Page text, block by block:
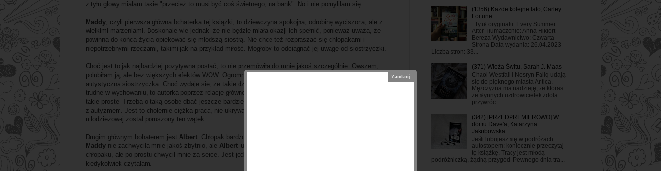
z tyłu głowy miałam takie "przecież to musi być coś świetnego, na bank". No i nie pomyliłam się.
Maddy, czyli pierwsza główna bohaterka tej książki, to dziewczyna spokojna, odrobinę wyciszona, ale z
wielkimi marzeniami. Doskonale wie jednak, że nie będzie miała okazji ich spełnić, ponieważ uważa, że
powinna do końca życia opiekować się młodszą siostrą. Nie chce też rozpraszać się chłopakami i
niepotrzebnymi rzeczami, takimi jak na przykład miłość. Mogłoby to odciągnąć jej uwagę od siostrzyczki.
Choć jest to jak najbardziej pozytywna postać, to nie przemówiła do mnie jakoś szczególnie. Owszem,
polubiłam ją, ale bez większych efektów WOW. Ogromnie podziwiam jej chęć i siłę do opiekowania się
autystyczną siostrzyczką. Choć wydaje się, że takie dzieci nie mogą być przecież, aż tak skomplikowane i
trudne w wychowaniu, to autorka poprzez relację głównej bohaterki z jej rodziną pokazuje, że jednak nie jest to
takie proste. Trzeba o taką osobę dbać jeszcze bardziej, wypracować pewną rutynę, która ułatwi życie osobie
z autyzmem. Jest to cholernie ciężka praca, nie ukrywajmy. Dlatego ogromnie cieszę się, że w powieści
młodzieżowej został poruszony ten wątek.
Drugim głównym bohaterem jest Albert. Chłopak bardzo przystojny, inteligentny oraz przeuroczy. Może i
Maddy nie zachwyciła mnie jakoś zbytnio, ale Albert już jak najbardziej. Sama nie wiem, co jest takiego w tym
chłopaku, ale po prostu chwycił mnie za serce. Jest jedną z najbardziej pozytywnych bohaterów, o jakich
kiedykolwiek czytałam.
(1356) Każde kolejne lato, Carley
Fortune
Tytuł oryginału: Every Summer
After Tłumaczenie: Anna Hikiert-
Bereza Wydawnictwo: Czwarta
Strona Data wydania: 26.04.2023
Liczba stron: 33...
(371) Wieża Świtu, Sarah J. Maas
Chaol Westfall i Nesryn Faliq udają
się do pięknego miasta Antica.
Mężczyzna ma nadzieję, że któraś
ze słynnych uzdrowicielek zdoła
przywróc...
(342) [PRZEDPREMIEROWO] W
domu Dave'a, Katarzyna
Jakubowska
Jeśli lubujesz się w podróżach
autostopem: koniecznie przeczytaj
tę książkę. Tracy jest młodą
podróżniczką, żądną przygód. Pewnego dnia tra...